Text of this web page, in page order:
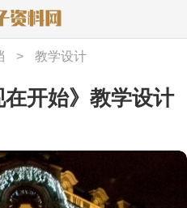
> 教学设计
开始》教学设计